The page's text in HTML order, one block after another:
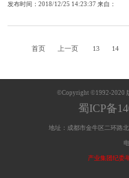
发布时间：2018/12/25 14:23:37 来自：
首页 上一页 13 14
©Copyright ©1992-2020
蜀ICP备
地址：成都市金牛区二环路
产业集团纪委